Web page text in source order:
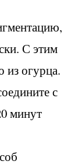
С этим
из огурца.
с
минут